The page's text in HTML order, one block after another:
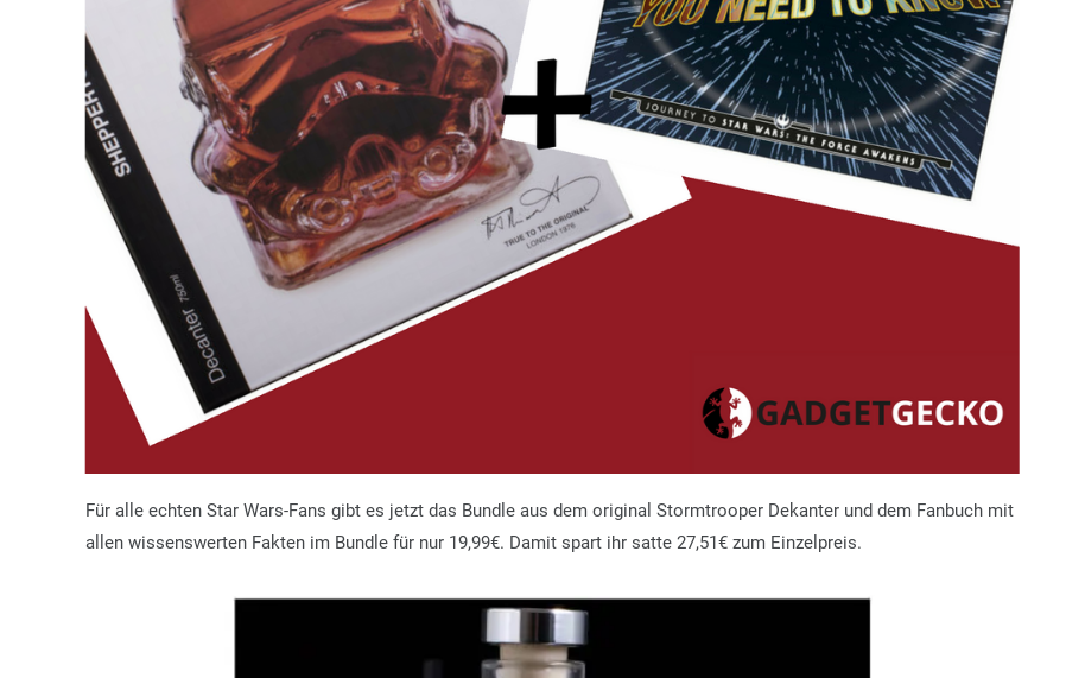
Für alle echten Star Wars-Fans gibt es jetzt das Bundle aus dem original Stormtrooper Dekanter und dem Fanbuch mit
allen wissenswerten Fakten im Bundle für nur 19,99€. Damit spart ihr satte 27,51€ zum Einzelpreis.